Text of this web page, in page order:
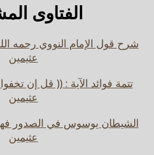
الفتاوى
شرح قول الإمام النووي رحمه
عثيمين
تتمة فوائد الآية : (( قل إن
عثيمين
الشيطان يوسوس في الصدور
عثيمين